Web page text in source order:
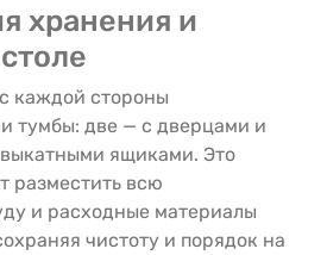
хранения и
каждой стороны
тумбы: две — с дверцами и
ящиками. Это
разместить всю
и расходные материалы
чистоту и порядок на